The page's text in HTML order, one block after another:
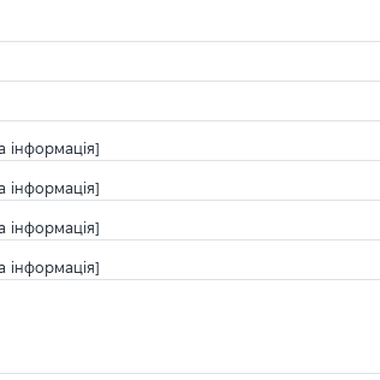
інформація]
інформація]
інформація]
інформація]